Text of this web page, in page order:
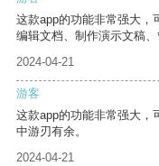
这款app的功能非常强大，
编辑文档、制作演示文稿、
2024-04-21
游客
这款app的功能非常强大，
中游刃有余。
2024-04-21